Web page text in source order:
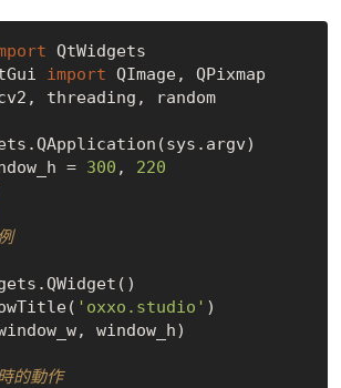
import
threading, random
= 300 , 220
'oxxo.studio' )
window_h)
的動作